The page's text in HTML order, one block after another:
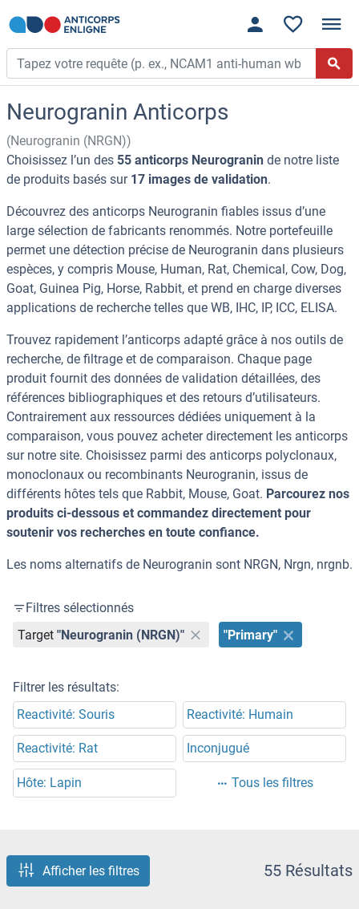
Neurogranin Anticorps
(Neurogranin (NRGN))
Choisissez l’un des 55 anticorps Neurogranin de notre liste
de produits basés sur 17 images de validation.
Découvrez des anticorps Neurogranin fiables issus d’une
large sélection de fabricants renommés. Notre portefeuille
permet une détection précise de Neurogranin dans plusieurs
espèces, y compris Mouse, Human, Rat, Chemical, Cow, Dog,
Goat, Guinea Pig, Horse, Rabbit, et prend en charge diverses
applications de recherche telles que WB, IHC, IP, ICC, ELISA.
Trouvez rapidement l’anticorps adapté grâce à nos outils de
recherche, de filtrage et de comparaison. Chaque page
produit fournit des données de validation détaillées, des
références bibliographiques et des retours d’utilisateurs.
Contrairement aux ressources dédiées uniquement à la
comparaison, vous pouvez acheter directement les anticorps
sur notre site. Choisissez parmi des anticorps polyclonaux,
monoclonaux ou recombinants Neurogranin, issus de
différents hôtes tels que Rabbit, Mouse, Goat. Parcourez nos
produits ci-dessous et commandez directement pour
soutenir vos recherches en toute confiance.
Les noms alternatifs de Neurogranin sont NRGN, Nrgn, nrgnb.
Filtres sélectionnés
Target "Neurogranin (NRGN)" "Primary"
Filtrer les résultats:
Reactivité: Souris
Reactivité: Humain
Reactivité: Rat Inconjugué
Hôte: Lapin Tous les filtres
Afficher les filtres 55 Résultats